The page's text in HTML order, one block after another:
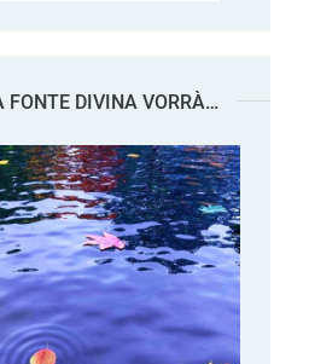
FONTE DIVINA VORRÀ…